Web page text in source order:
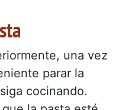
una vez
parar la
cocinando.